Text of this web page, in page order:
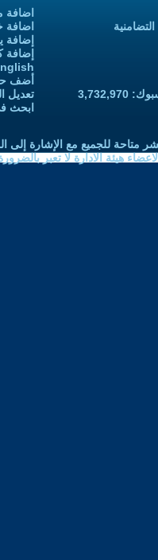
اضافة
اضافة
إضافة
إضافة
أضف
تعديل
ابحث
متاحة للجميع مع الإشارة إلى
هيئة الادارة لا تعبر